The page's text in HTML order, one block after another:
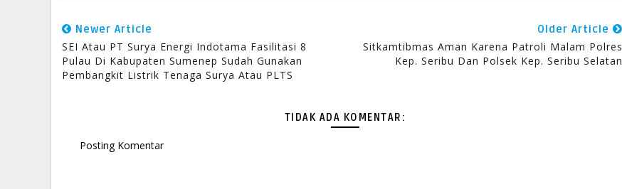
Newer Article
SEI Atau PT Surya Energi Indotama Fasilitasi 8
Pulau Di Kabupaten Sumenep Sudah Gunakan
Pembangkit Listrik Tenaga Surya Atau PLTS
Older Article
Sitkamtibmas Aman Karena Patroli Malam Polres
Kep. Seribu Dan Polsek Kep. Seribu Selatan
TIDAK ADA KOMENTAR:
Posting Komentar